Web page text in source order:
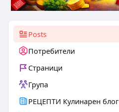
Posts
Потребители
Страници
Група
РЕЦЕПТИ Кулинарен блог